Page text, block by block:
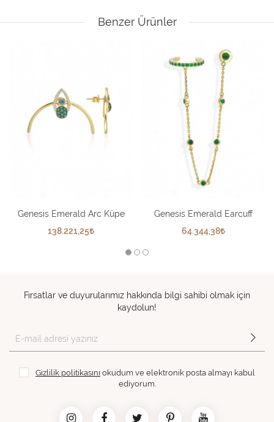
Benzer Ürünler
Genesis Emerald Arc Küpe
138.221,25
Genesis Emerald Earcuff
64.344,38
Fırsatlar ve duyurularımız hakkında bilgi sahibi olmak için
kaydolun!
Gizlilik politikasını okudum ve elektronik posta almayı kabul
ediyorum.